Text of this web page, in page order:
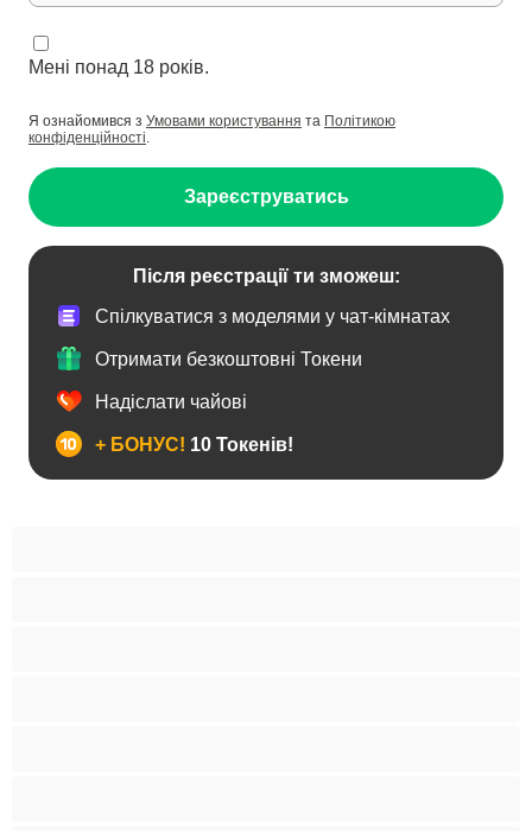
Мені понад 18 років.
Я ознайомився з Умовами користування та Політикою
конфіденційності.
Зареєструватись
Після реєстрації ти зможеш:
Спілкуватися з моделями у чат-кімнатах
Отримати безкоштовні Токени
Надіслати чайові
+ БОНУС! 10 Токенів!